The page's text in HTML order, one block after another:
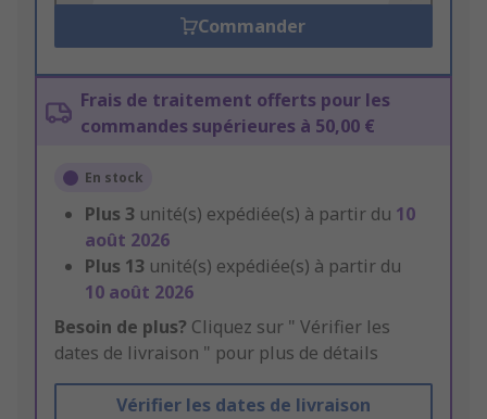
Commander
Frais de traitement offerts pour les
commandes supérieures à 50,00 €
En stock
Plus 3 unité(s) expédiée(s) à partir du 10
août 2026
Plus 13 unité(s) expédiée(s) à partir du
10 août 2026
Besoin de plus? Cliquez sur " Vérifier les
dates de livraison " pour plus de détails
Vérifier les dates de livraison